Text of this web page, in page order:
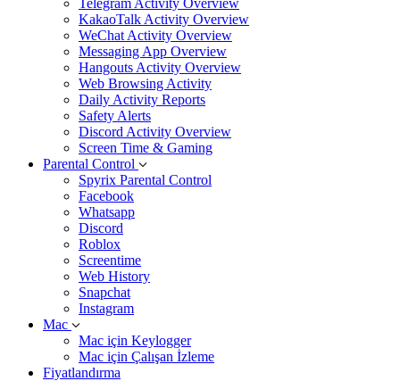
Telegram Activity Overview
KakaoTalk Activity Overview
WeChat Activity Overview
Messaging App Overview
Hangouts Activity Overview
Web Browsing Activity
Daily Activity Reports
Safety Alerts
Discord Activity Overview
Screen Time & Gaming
Parental Control
Spyrix Parental Control
Facebook
Whatsapp
Discord
Roblox
Screentime
Web History
Snapchat
Instagram
Mac
Mac için Keylogger
Mac için Çalışan İzleme
Fiyatlandırma